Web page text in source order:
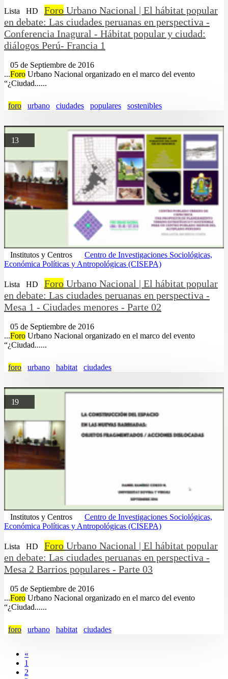
Lista HD Foro Urbano Nacional | El hábitat popular
en debate: Las ciudades peruanas en perspectiva -
Conferencia Inagural - Hábitat popular y ciudad:
diálogos Perú- Francia 1
05 de Septiembre de 2016
...Foro Urbano Nacional organizado en el marco del evento
“¿Ciudad......
foro urbano ciudades populares sostenibles
13
Institutos y Centros
Centro de Investigaciones Sociológicas,
Económica Políticas y Antropológicas (CISEPA)
Lista HD Foro Urbano Nacional | El hábitat popular
en debate: Las ciudades peruanas en perspectiva -
Mesa 1 - Ciudades menores - Parte 02
05 de Septiembre de 2016
...Foro Urbano Nacional organizado en el marco del evento
“¿Ciudad......
foro urbano habitat ciudades
19
Institutos y Centros
Centro de Investigaciones Sociológicas,
Económica Políticas y Antropológicas (CISEPA)
Lista HD Foro Urbano Nacional | El hábitat popular
en debate: Las ciudades peruanas en perspectiva -
Mesa 2 Barrios populares - Parte 03
05 de Septiembre de 2016
...Foro Urbano Nacional organizado en el marco del evento
“¿Ciudad......
foro urbano habitat ciudades
«
1
2